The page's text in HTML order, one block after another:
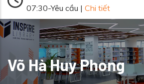
07:30-Yêu cầu | Chi tiết
Võ Hà Huy Phong